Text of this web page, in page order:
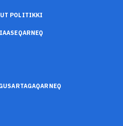
POLITIKKI